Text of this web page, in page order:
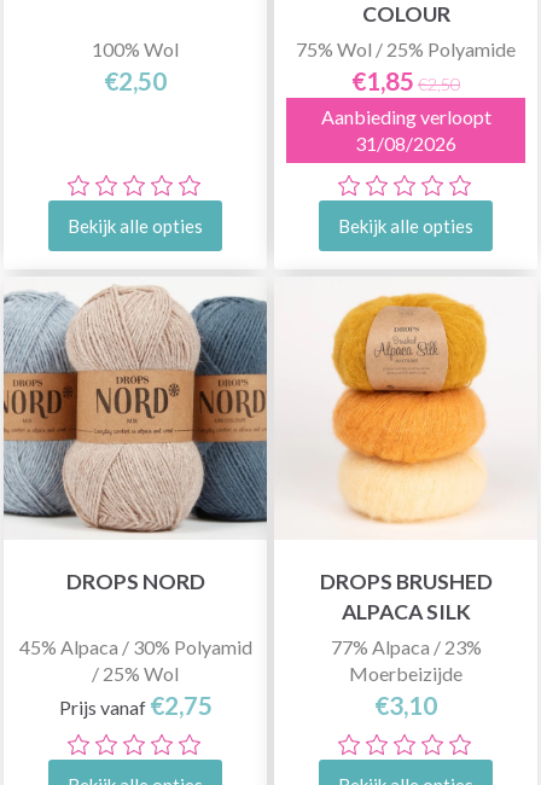
100% Wol
€2,50
Bekijk alle opties
COLOUR
75% Wol / 25% Polyamide
€1,85 €2,50
Aanbieding verloopt
31/08/2026
Bekijk alle opties
DROPS NORD
45% Alpaca / 30% Polyamid
/ 25% Wol
Prijs vanaf €2,75
DROPS BRUSHED
ALPACA SILK
77% Alpaca / 23%
Moerbeizijde
€3,10